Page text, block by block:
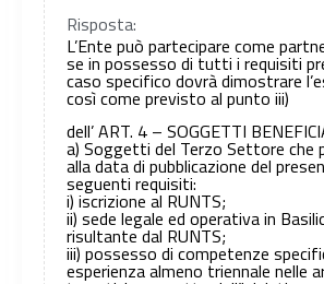
Risposta:
L’Ente può partecipare come
se in possesso di tutti i requisiti
caso specifico dovrà dimostrare
così come previsto al punto iii)
dell’ ART. 4 – SOGGETTI
a) Soggetti del Terzo Settore che
alla data di pubblicazione del
seguenti requisiti:
i) iscrizione al RUNTS;
ii) sede legale ed operativa in
risultante dal RUNTS;
iii) possesso di competenze
esperienza almeno triennale nelle